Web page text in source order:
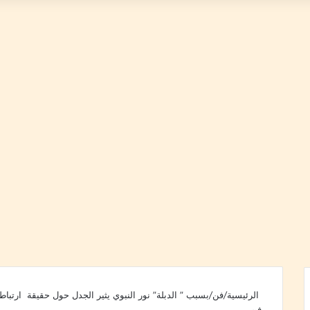
الرئيسية/فن/بسبب ” الدبلة” نور النبوي يثير الجدل حول حقيقة